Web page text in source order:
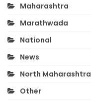
Maharashtra
Marathwada
National
News
North Maharashtra
Other